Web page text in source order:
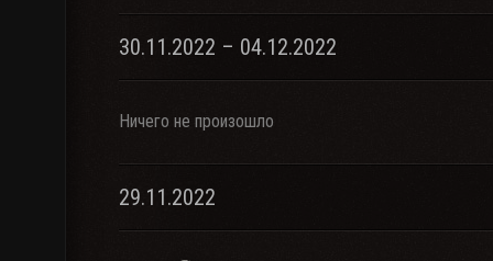
30.11.2022 – 04.12.2022
Ничего не произошло
29.11.2022